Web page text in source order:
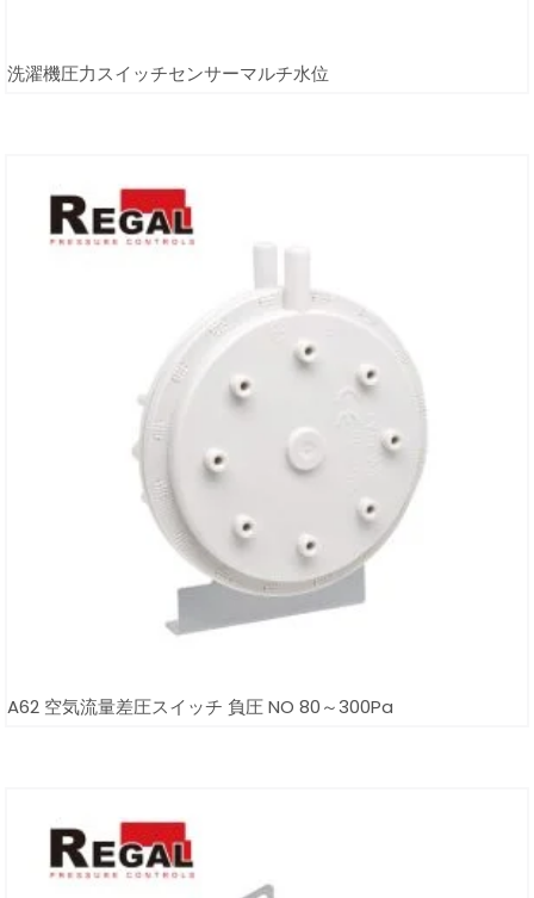
洗濯機圧力スイッチセンサーマルチ水位
A62 空気流量差圧スイッチ 負圧 NO 80～300Pa